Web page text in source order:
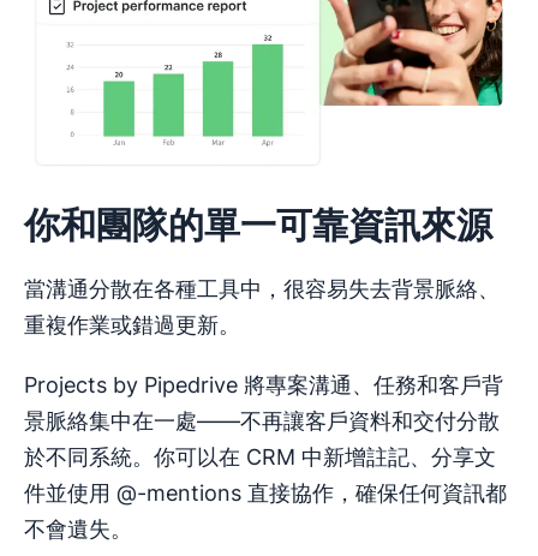
你和團隊的單一可靠資訊來源
當溝通分散在各種工具中，很容易失去背景脈絡、
重複作業或錯過更新。
Projects by Pipedrive 將專案溝通、任務和客戶背
景脈絡集中在一處——不再讓客戶資料和交付分散
於不同系統。你可以在 CRM 中新增註記、分享文
件並使用 @-mentions 直接協作，確保任何資訊都
不會遺失。